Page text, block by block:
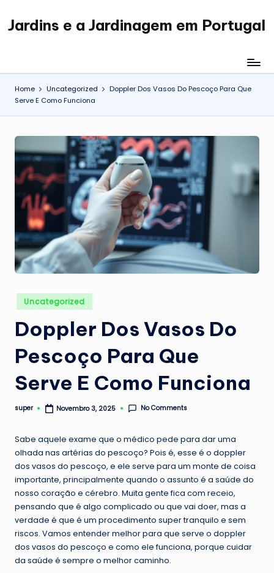
SkipJardins e a Jardinagem em Portugal
Jardinagem
Home Uncategorized
Doppler Dos Vasos Do Pescoço Para Que
Serve E Como Funciona
Posted
in
Uncategorized
Doppler Dos Vasos Do
Pescoço Para Que
Serve E Como Funciona
Posted
super Novembro 3, 2025 No Comments
Sabe aquele exame que o médico pede para dar uma
olhada nas artérias do pescoço? Pois é, esse é o doppler
dos vasos do pescoço, e ele serve para um monte de coisa
importante, principalmente quando o assunto é a saúde do
nosso coração e cérebro. Muita gente fica com receio,
pensando que é algo complicado ou que vai doer, mas a
verdade é que é um procedimento super tranquilo e sem
riscos. Vamos entender melhor para que serve o doppler
dos vasos do pescoço e como ele funciona, porque cuidar
da saúde é sempre o melhor caminho.